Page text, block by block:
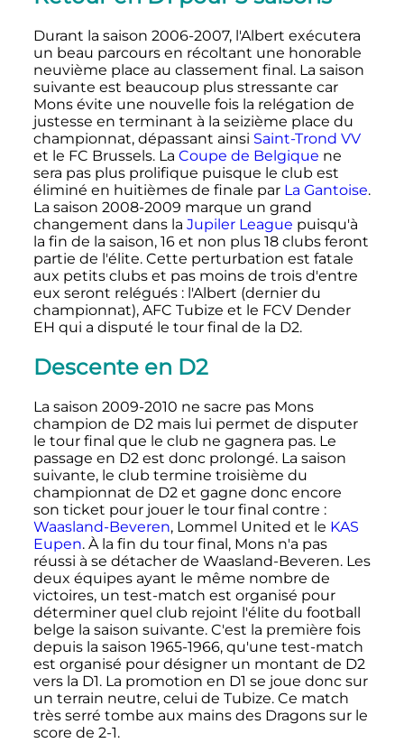
Durant la saison 2006-2007, l'Albert exécutera
un beau parcours en récoltant une honorable
neuvième place au classement final. La saison
suivante est beaucoup plus stressante car
Mons évite une nouvelle fois la relégation de
justesse en terminant à la seizième place du
championnat, dépassant ainsi Saint-Trond VV
et le FC Brussels. La Coupe de Belgique ne
sera pas plus prolifique puisque le club est
éliminé en huitièmes de finale par La Gantoise.
La saison 2008-2009 marque un grand
changement dans la Jupiler League puisqu'à
la fin de la saison, 16 et non plus 18 clubs feront
partie de l'élite. Cette perturbation est fatale
aux petits clubs et pas moins de trois d'entre
eux seront relégués : l'Albert (dernier du
championnat), AFC Tubize et le FCV Dender
EH qui a disputé le tour final de la D2.
Descente en D2
La saison 2009-2010 ne sacre pas Mons
champion de D2 mais lui permet de disputer
le tour final que le club ne gagnera pas. Le
passage en D2 est donc prolongé. La saison
suivante, le club termine troisième du
championnat de D2 et gagne donc encore
son ticket pour jouer le tour final contre :
Waasland-Beveren, Lommel United et le KAS
Eupen. À la fin du tour final, Mons n'a pas
réussi à se détacher de Waasland-Beveren. Les
deux équipes ayant le même nombre de
victoires, un test-match est organisé pour
déterminer quel club rejoint l'élite du football
belge la saison suivante. C'est la première fois
depuis la saison 1965-1966, qu'une test-match
est organisé pour désigner un montant de D2
vers la D1. La promotion en D1 se joue donc sur
un terrain neutre, celui de Tubize. Ce match
très serré tombe aux mains des Dragons sur le
score de 2-1.